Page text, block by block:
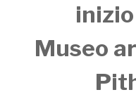
Museo